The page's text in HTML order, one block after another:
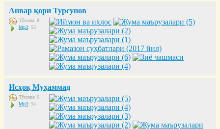
Анвар қори Турсунов
Тўплам: 8
Mp3: 53
Исҳоқ Муҳаммад
Тўплам: 6
Mp3: 54